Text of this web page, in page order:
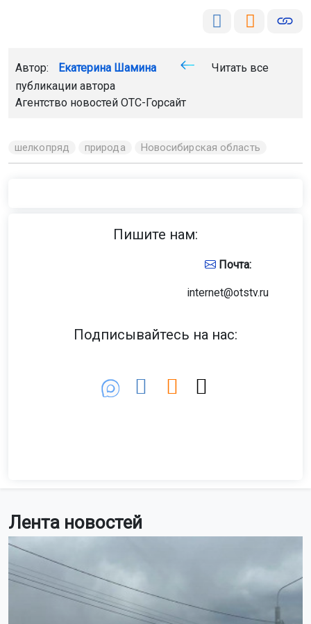
Лента новостей
Автор: Екатерина Шамина
Читать все
публикации автора
Агентство новостей ОТС-Горсайт
шелкопряд природа Новосибирская область
Пишите нам:
Почта:
internet@otstv.ru
Подписывайтесь на нас: